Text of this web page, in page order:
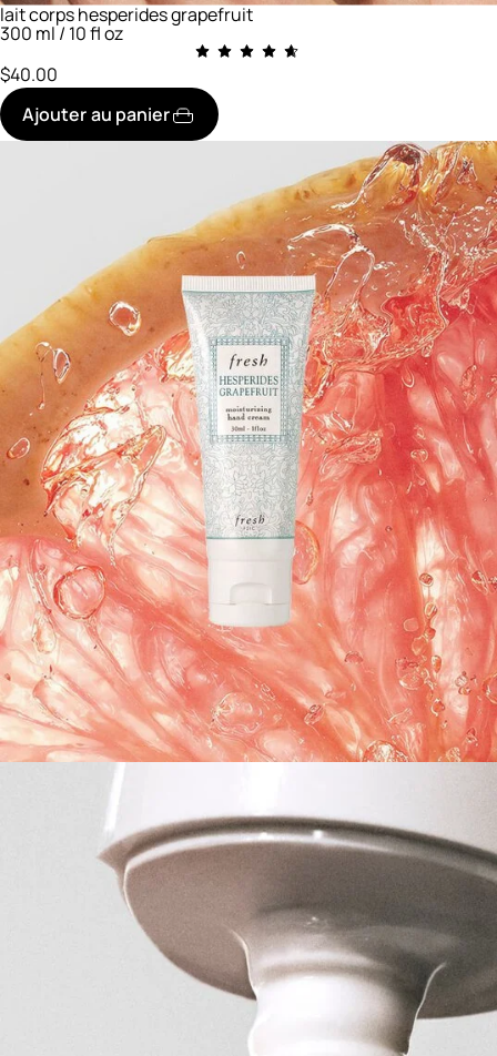
lait corps hesperides grapefruit
300 ml / 10 fl oz
$40.00
Ajouter au panier